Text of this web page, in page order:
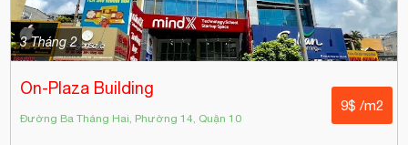
3 Tháng 2
On-Plaza Building
Đường Ba Tháng Hai, Phường 14, Quận 10
9$ /m2